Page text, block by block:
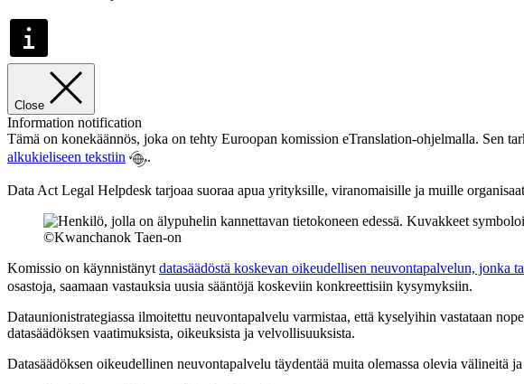
Close
Information notification
Tämä on konekäännös, joka on tehty Euroopan komission eTranslation-ohjelmalla. Sen
alkukieliseen tekstiin
.
Data Act Legal Helpdesk tarjoaa suoraa apua yrityksille, viranomaisille ja muille
©Kwanchanok Taen-on
Komissio on käynnistänyt datasäädöstä koskevan oikeudellisen neuvontapalvelun, jonka
osastoja, saamaan vastauksia uusia sääntöjä koskeviin konkreettisiin kysymyksiin.
Dataunionistrategiassa ilmoitettu neuvontapalvelu varmistaa, että kyselyihin vastataan
datasäädöksen vaatimuksista, oikeuksista ja velvollisuuksista.
Datasäädöksen oikeudellinen neuvontapalvelu täydentää muita olemassa olevia välineitä